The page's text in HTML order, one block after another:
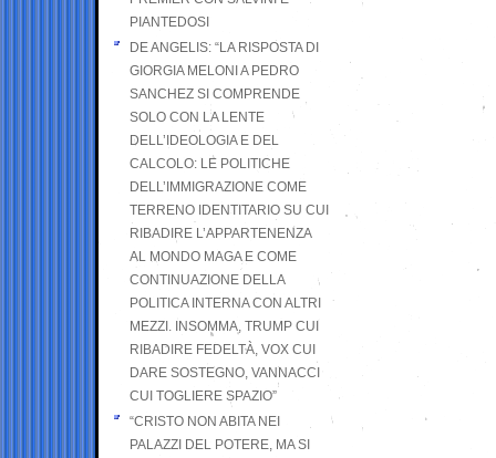
PIANTEDOSI
DE ANGELIS: “LA RISPOSTA DI
GIORGIA MELONI A PEDRO
SANCHEZ SI COMPRENDE
SOLO CON LA LENTE
DELL’IDEOLOGIA E DEL
CALCOLO: LE POLITICHE
DELL’IMMIGRAZIONE COME
TERRENO IDENTITARIO SU CUI
RIBADIRE L’APPARTENENZA
AL MONDO MAGA E COME
CONTINUAZIONE DELLA
POLITICA INTERNA CON ALTRI
MEZZI. INSOMMA, TRUMP CUI
RIBADIRE FEDELTÀ, VOX CUI
DARE SOSTEGNO, VANNACCI
CUI TOGLIERE SPAZIO”
“CRISTO NON ABITA NEI
PALAZZI DEL POTERE, MA SI